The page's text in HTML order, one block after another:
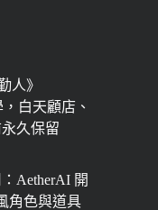
人》
白天顧店、
久保留
AetherAI 開
角色與道具